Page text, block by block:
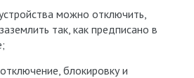
можно отключить,
так, как предписано в
блокировку и